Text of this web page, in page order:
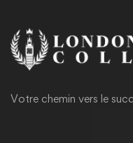
Votre chemin vers le